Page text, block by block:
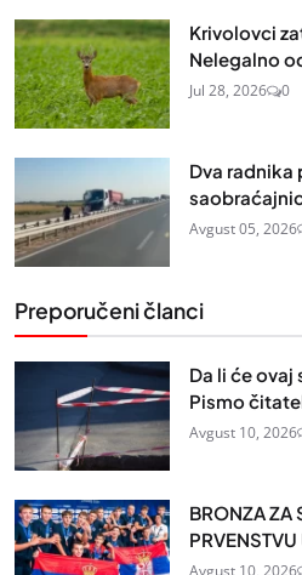
Krivolovci
Nelegalno
Jul 28, 2026 0
Dva radnika
Avgust 05, 2026
Preporučeni članci
Da li će
Pismo
Avgust 10, 2026
BRONZA ZA
Avgust 10, 2026